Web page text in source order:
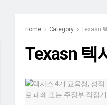
Home Category Texasn
Texasn 텍